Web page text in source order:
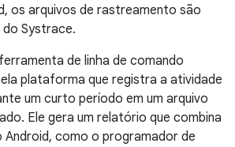
os arquivos de rastreamento são
Systrace.
de linha de comando
plataforma que registra a atividade
um curto período em um arquivo
Ele gera um relatório que combina
Android, como o programador de